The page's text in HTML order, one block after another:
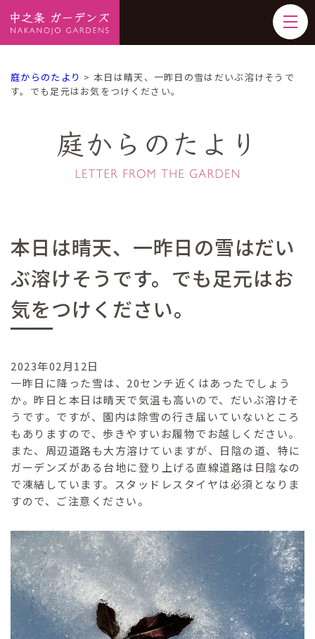
庭からのたより >本日は晴天、一昨日の雪はだいぶ溶けそうで
す。でも足元はお気をつけください。
庭からのたより
本日は晴天、一昨日の雪はだい
ぶ溶けそうです。でも足元はお
気をつけください。
2023年02月12日
一昨日に降った雪は、20センチ近くはあったでしょう
か。昨日と本日は晴天で気温も高いので、だいぶ溶けそ
うです。ですが、園内は除雪の行き届いていないところ
もありますので、歩きやすいお履物でお越しください。
また、周辺道路も大方溶けていますが、日陰の道、特に
ガーデンズがある台地に登り上げる直線道路は日陰なの
で凍結しています。スタッドレスタイヤは必須となりま
すので、ご注意ください。